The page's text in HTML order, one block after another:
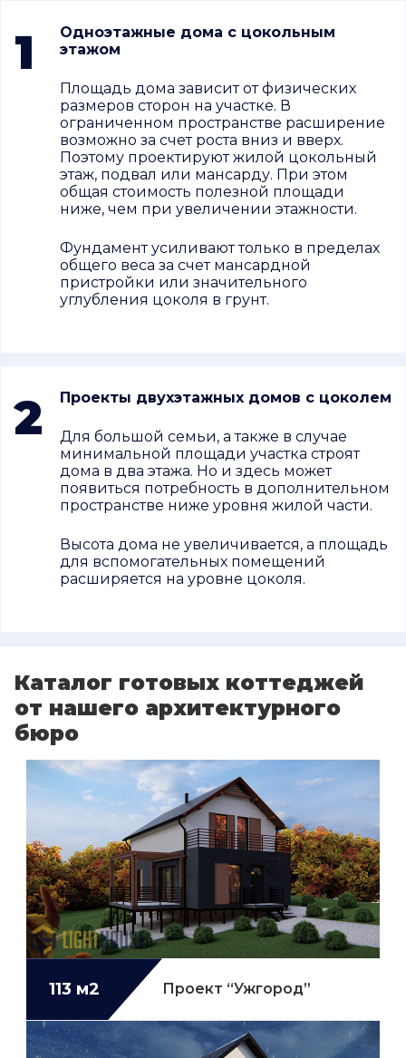
1
Одноэтажные дома с цокольным
этажом
Площадь дома зависит от физических
размеров сторон на участке. В
ограниченном пространстве расширение
возможно за счет роста вниз и вверх.
Поэтому проектируют жилой цокольный
этаж, подвал или мансарду. При этом
общая стоимость полезной площади
ниже, чем при увеличении этажности.
Фундамент усиливают только в пределах
общего веса за счет мансардной
пристройки или значительного
углубления цоколя в грунт.
2 Проекты двухэтажных домов с цоколем
Для большой семьи, а также в случае
минимальной площади участка строят
дома в два этажа. Но и здесь может
появиться потребность в дополнительном
пространстве ниже уровня жилой части.
Высота дома не увеличивается, а площадь
для вспомогательных помещений
расширяется на уровне цоколя.
Каталог готовых коттеджей
от нашего архитектурного
бюро
113 м2 Проект “Ужгород”